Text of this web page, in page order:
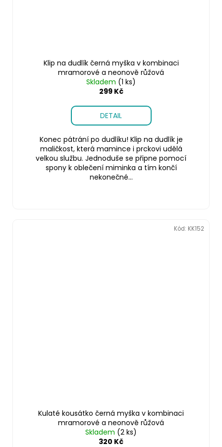
Klip na dudlík černá myška v kombinaci
mramorové a neonově růžová
Skladem (1 ks)
299 Kč
DETAIL
Konec pátrání po dudlíku! Klip na dudlík je
maličkost, která mamince i prckovi udělá
velkou službu. Jednoduše se připne pomocí
spony k oblečení miminka a tím končí
nekonečné...
Kulaté kousátko černá myška v kombinaci
mramorové a neonově růžová
Skladem (2 ks)
320 Kč
Kód: KK152